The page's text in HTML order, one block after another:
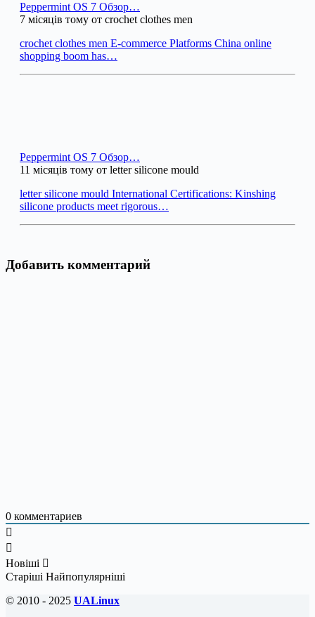
Peppermint OS 7 Обзор…
7 місяців тому от crochet clothes men
crochet clothes men E-commerce Platforms China online
shopping boom has…
Peppermint OS 7 Обзор…
11 місяців тому от letter silicone mould
letter silicone mould International Certifications: Kinshing
silicone products meet rigorous…
Добавить комментарий
0 комментариев
Новіші
Старіші Найпопулярніші
© 2010 - 2025 UALinux